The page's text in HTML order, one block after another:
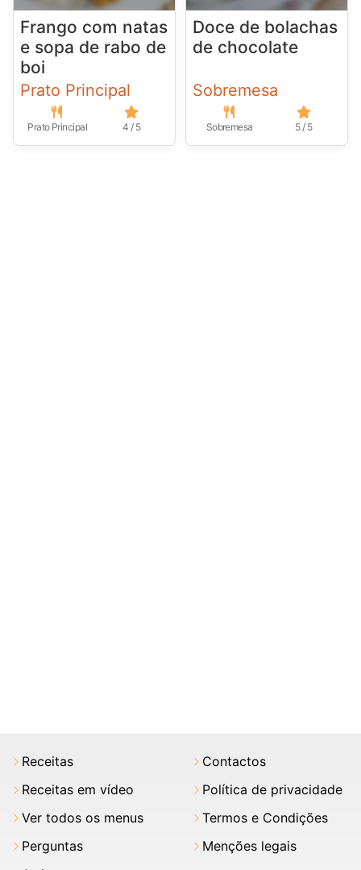
Frango com natas
e sopa de rabo de
boi
Prato Principal
Prato Principal 4 / 5
Doce de bolachas
de chocolate
Sobremesa
Sobremesa 5 / 5
Receitas
Receitas em vídeo
Ver todos os menus
Perguntas
Contactos
Política de privacidade
Termos e Condições
Menções legais